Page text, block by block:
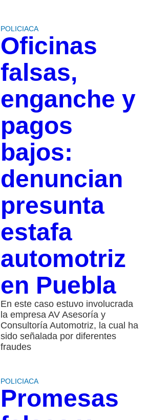
POLICIACA
Oficinas
falsas,
enganche y
pagos
bajos:
denuncian
presunta
estafa
automotriz
en Puebla
En este caso estuvo involucrada
la empresa AV Asesoría y
Consultoría Automotriz, la cual ha
sido señalada por diferentes
fraudes
POLICIACA
Promesas